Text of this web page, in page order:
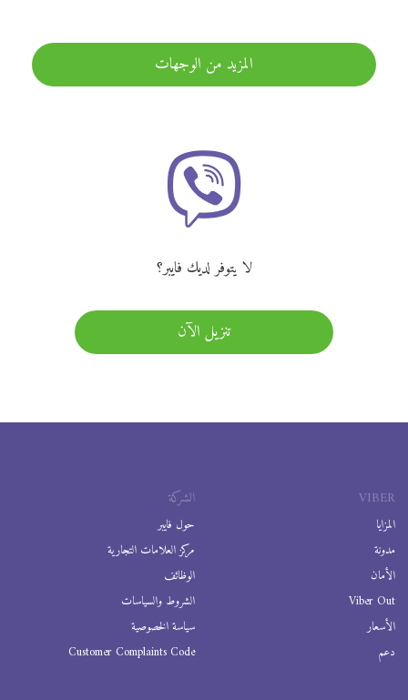
المزيد من الوجهات
لا يتوفر لديك فايبر؟
تنزيل الآن
VIBER
المزايا
مدونة
الأمان
Viber Out
الأسعار
دعم
الشركة
حول فايبر
مركز العلامات التجارية
الوظائف
الشروط والسياسات
سياسة الخصوصية
Customer Complaints Code